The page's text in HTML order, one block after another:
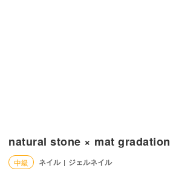
natural stone × mat gradation
中級 ネイル | ジェルネイル